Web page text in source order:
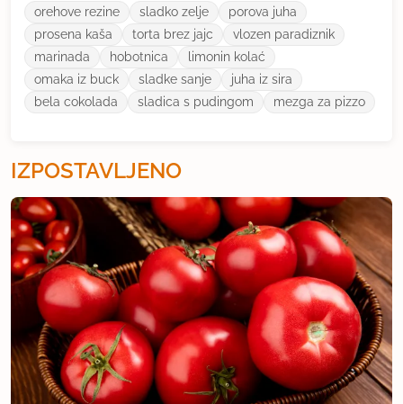
orehove rezine sladko zelje
porova juha
prosena kaša
torta brez jajc
vlozen paradiznik
marinada
hobotnica
limonin kolać
omaka iz buck
sladke sanje
juha iz sira
bela cokolada
sladica s pudingom mezga za pizzo
IZPOSTAVLJENO